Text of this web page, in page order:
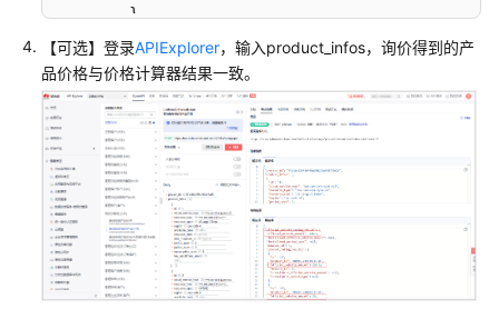
折
扣
或
优
}
}
【可选】登录APIExplorer，输入product_infos，询价得到的产
品价格与价格计算器结果一致。